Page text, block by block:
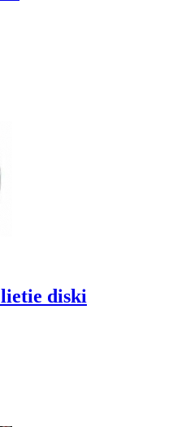
diski